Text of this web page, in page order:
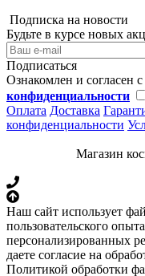
Подписка на новости
Будьте в курсе новых
Подписаться
Ознакомлен и согласен с
конфиденциальности
Оплата Доставка
конфиденциальности
Магазин
Наш сайт использует
пользовательского
персонализированных
даете согласие на
Политикой обработки